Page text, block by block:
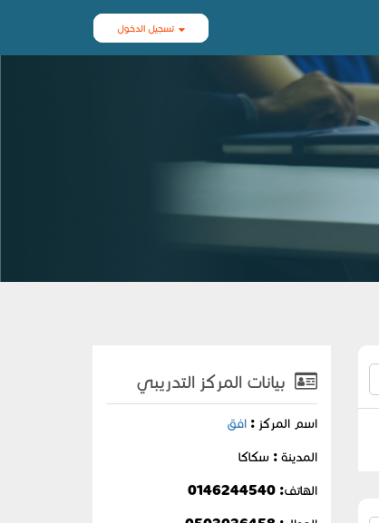
تسجيل الدخول
بيانات المركز التدريبي
اسم المركز :افق
المدينة : سكاكا
الهاتف: 0146244540